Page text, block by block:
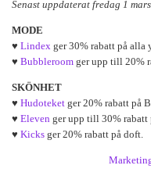
Senast uppdaterat fredag 1 mars
MODE
♥ Lindex ger 30% rabatt på alla
♥ Bubbleroom ger upp till 20%
SKÖNHET
♥ Hudoteket ger 20% rabatt på
♥ Eleven ger upp till 30% rabatt
♥ Kicks ger 20% rabatt på doft.